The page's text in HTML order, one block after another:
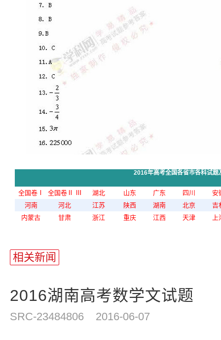
2016年高考全国各省市各科试题
全国卷Ⅰ 全国卷Ⅱ 湖北 山东 广东 四川
安
河南
河北 江苏 陕西 湖南 北京
吉
内蒙古
甘肃 浙江 重庆 江西 天津 上
相关新闻
2016湖南高考数学文试题
SRC-23484806 2016-06-07